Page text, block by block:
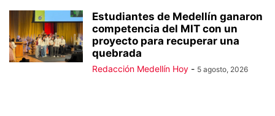
Estudiantes de Medellín ganaron
competencia del MIT con un
proyecto para recuperar una
quebrada
Redacción Medellín Hoy - 5 agosto, 2026